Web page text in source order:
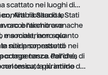
scattato nei luoghi di
ribaltano le
è l’architrave
e sociale, non solo
nitida soprattutto nei
nasce dall’idea
nel tessuto più intimo
Arabia Saudita, Stati
raccontiamo cronache
ma mostriamo quanto
sue promesse di
competenza. Perché, di
la piramide del